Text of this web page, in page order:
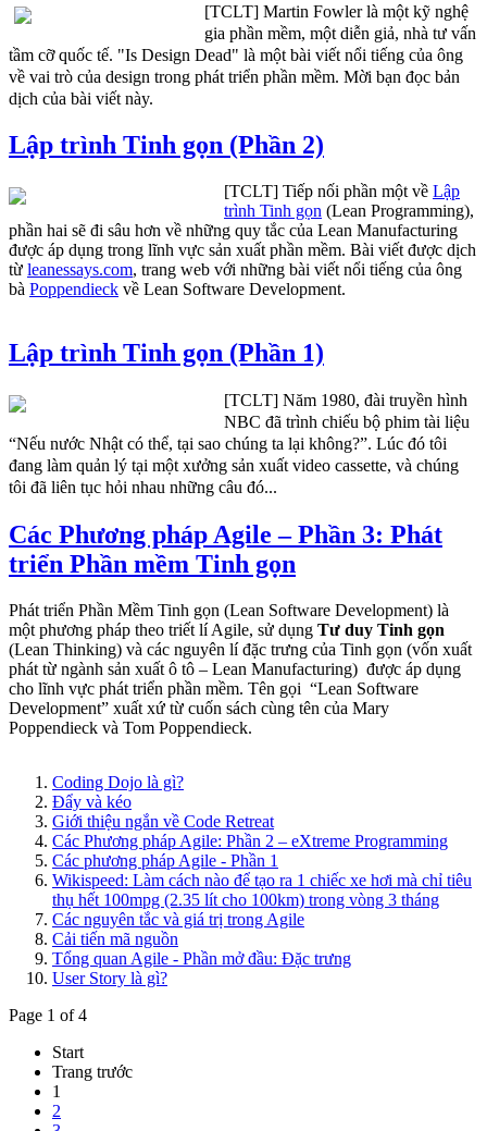
[TCLT] Martin Fowler là một kỹ nghệ
gia phần mềm, một diễn giả, nhà tư vấn
tầm cỡ quốc tế. "Is Design Dead" là một bài viết nổi tiếng của ông
về vai trò của design trong phát triển phần mềm. Mời bạn đọc bản
dịch của bài viết này.
Lập trình Tinh gọn (Phần 2)
[TCLT] Tiếp nối phần một về Lập
trình Tinh gọn (Lean Programming),
phần hai sẽ đi sâu hơn về những quy tắc của Lean Manufacturing
được áp dụng trong lĩnh vực sản xuất phần mềm. Bài viết được dịch
từ leanessays.com, trang web với những bài viết nổi tiếng của ông
bà Poppendieck về Lean Software Development.
Lập trình Tinh gọn (Phần 1)
[TCLT] Năm 1980, đài truyền hình
NBC đã trình chiếu bộ phim tài liệu
“Nếu nước Nhật có thể, tại sao chúng ta lại không?”. Lúc đó tôi
đang làm quản lý tại một xưởng sản xuất video cassette, và chúng
tôi đã liên tục hỏi nhau những câu đó...
Các Phương pháp Agile – Phần 3: Phát
triển Phần mềm Tinh gọn
Phát triển Phần Mềm Tinh gọn (Lean Software Development) là
một phương pháp theo triết lí Agile, sử dụng Tư duy Tinh gọn
(Lean Thinking) và các nguyên lí đặc trưng của Tinh gọn (vốn xuất
phát từ ngành sản xuất ô tô – Lean Manufacturing) được áp dụng
cho lĩnh vực phát triển phần mềm. Tên gọi “Lean Software
Development” xuất xứ từ cuốn sách cùng tên của Mary
Poppendieck và Tom Poppendieck.
Coding Dojo là gì?
Đẩy và kéo
Giới thiệu ngắn về Code Retreat
Các Phương pháp Agile: Phần 2 – eXtreme Programming
Các phương pháp Agile - Phần 1
Wikispeed: Làm cách nào để tạo ra 1 chiếc xe hơi mà chỉ tiêu
thụ hết 100mpg (2.35 lít cho 100km) trong vòng 3 tháng
Các nguyên tắc và giá trị trong Agile
Cải tiến mã nguồn
Tổng quan Agile - Phần mở đầu: Đặc trưng
User Story là gì?
Page 1 of 4
Start
Trang trước
1
2